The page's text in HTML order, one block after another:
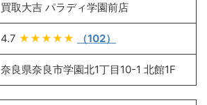
買取大吉 パラディ学園前店
4.7 ★★★★★ （102）
奈良県奈良市学園北1丁目10-1 北館1F